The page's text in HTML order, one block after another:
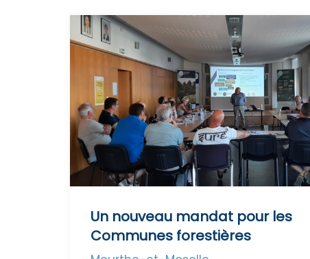
Un nouveau mandat pour les
Communes forestières